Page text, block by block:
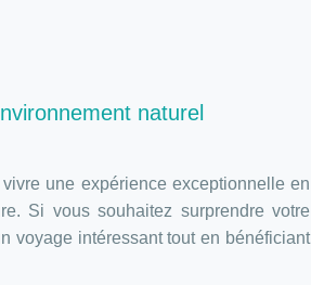
naturel
une expérience exceptionnelle en
Si vous souhaitez surprendre votre
voyage intéressant tout en bénéficiant